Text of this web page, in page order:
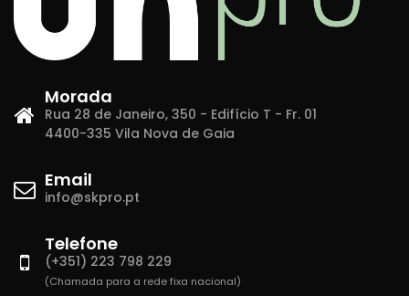
Morada
Rua 28 de Janeiro, 350 - Edifício T - Fr. 01
4400-335 Vila Nova de Gaia
Email
info@skpro.pt
Telefone
(+351) 223 798 229
(Chamada para a rede fixa nacional)